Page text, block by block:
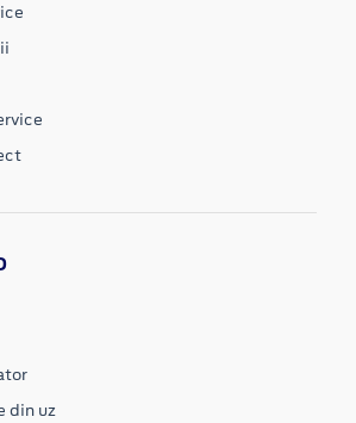
din uz